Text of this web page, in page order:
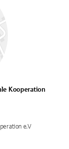
Kooperation
e.V